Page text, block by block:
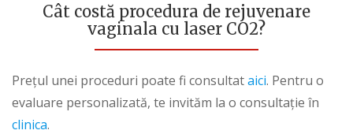
Cât costă procedura de rejuvenare
vaginala cu laser CO2?
Prețul unei proceduri poate fi consultataici. Pentru o
evaluare personalizată, te invităm la o consultație în
clinica.